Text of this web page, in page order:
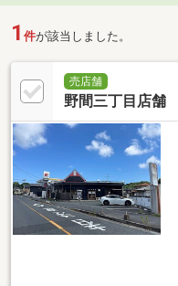
1 件が該当しました。
売店舗
野間三丁目店舗